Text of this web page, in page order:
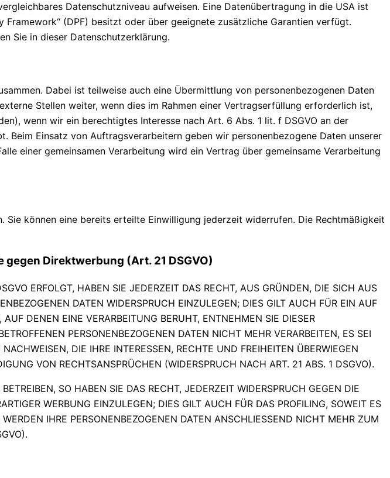
Datenschutzniveau aufweisen. Eine Datenübertragung in die USA ist
(DPF) besitzt oder über geeignete zusätzliche Garantien verfügt.
Sie in dieser Datenschutzerklärung.
Dabei ist teilweise auch eine Übermittlung von personenbezogenen Daten
Stellen weiter, wenn dies im Rahmen einer Vertragserfüllung erforderlich ist,
wenn wir ein berechtigtes Interesse nach Art. 6 Abs. 1 lit. f DSGVO an der
Beim Einsatz von Auftragsverarbeitern geben wir personenbezogene Daten unserer
einer gemeinsamen Verarbeitung wird ein Vertrag über gemeinsame Verarbeitung
können eine bereits erteilte Einwilligung jederzeit widerrufen. Die Rechtmäßigkeit
Direktwerbung (Art. 21 DSGVO)
ERFOLGT, HABEN SIE JEDERZEIT DAS RECHT, AUS GRÜNDEN, DIE SICH AUS
DATEN WIDERSPRUCH EINZULEGEN; DIES GILT AUCH FÜR EIN AUF
DENEN EINE VERARBEITUNG BERUHT, ENTNEHMEN SIE DIESER
PERSONENBEZOGENEN DATEN NICHT MEHR VERARBEITEN, ES SEI
DIE IHRE INTERESSEN, RECHTE UND FREIHEITEN ÜBERWIEGEN
VON RECHTSANSPRÜCHEN (WIDERSPRUCH NACH ART. 21 ABS. 1 DSGVO).
SO HABEN SIE DAS RECHT, JEDERZEIT WIDERSPRUCH GEGEN DIE
WERBUNG EINZULEGEN; DIES GILT AUCH FÜR DAS PROFILING, SOWEIT ES
IHRE PERSONENBEZOGENEN DATEN ANSCHLIESSEND NICHT MEHR ZUM